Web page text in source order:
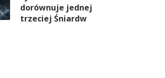
dorównuje jednej
trzeciej Śniardw